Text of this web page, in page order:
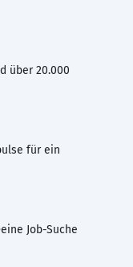
über 20.000
für ein
Job-Suche